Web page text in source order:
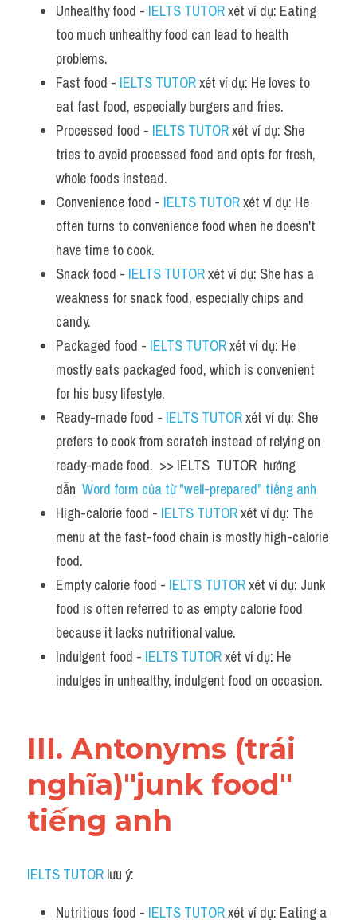
Unhealthy food - IELTS TUTOR xét ví dụ: Eating
too much unhealthy food can lead to health
problems.
Fast food - IELTS TUTOR xét ví dụ: He loves to
eat fast food, especially burgers and fries.
Processed food - IELTS TUTOR xét ví dụ: She
tries to avoid processed food and opts for fresh,
whole foods instead.
Convenience food - IELTS TUTOR xét ví dụ: He
often turns to convenience food when he doesn't
have time to cook.
Snack food - IELTS TUTOR xét ví dụ: She has a
weakness for snack food, especially chips and
candy.
Packaged food - IELTS TUTOR xét ví dụ: He
mostly eats packaged food, which is convenient
for his busy lifestyle.
Ready-made food - IELTS TUTOR xét ví dụ: She
prefers to cook from scratch instead of relying on
ready-made food.  >> IELTS  TUTOR  hướng
dẫn Word form của từ "well-prepared" tiếng anh
High-calorie food - IELTS TUTOR xét ví dụ: The
menu at the fast-food chain is mostly high-calorie
food.
Empty calorie food - IELTS TUTOR xét ví dụ: Junk
food is often referred to as empty calorie food
because it lacks nutritional value.
Indulgent food - IELTS TUTOR xét ví dụ: He
indulges in unhealthy, indulgent food on occasion.
III. Antonyms (trái
nghĩa)"junk food"
tiếng anh
IELTS TUTOR lưu ý:​
Nutritious food - IELTS TUTOR xét ví dụ: Eating a